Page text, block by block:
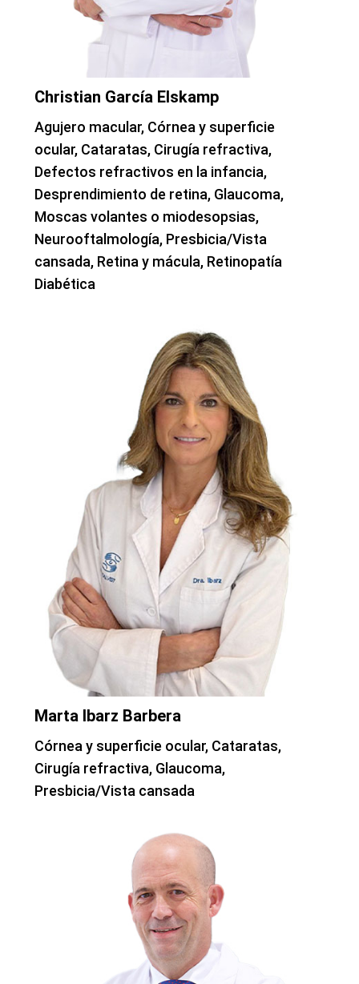
Christian García Elskamp
Agujero macular, Córnea y superficie
ocular, Cataratas, Cirugía refractiva,
Defectos refractivos en la infancia,
Desprendimiento de retina, Glaucoma,
Moscas volantes o miodesopsias,
Neurooftalmología, Presbicia/Vista
cansada, Retina y mácula, Retinopatía
Diabética
Marta Ibarz Barbera
Córnea y superficie ocular, Cataratas,
Cirugía refractiva, Glaucoma,
Presbicia/Vista cansada